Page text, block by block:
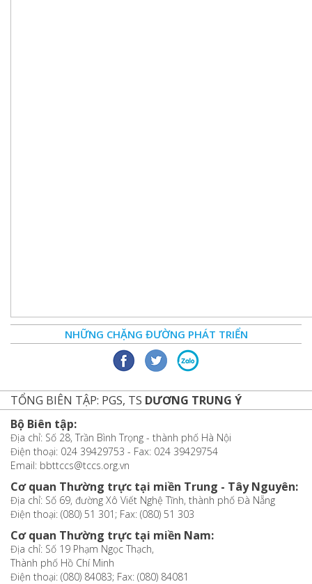
NHỮNG CHẶNG ĐƯỜNG PHÁT TRIỂN
TỔNG BIÊN TẬP: PGS, TS DƯƠNG TRUNG Ý
Bộ Biên tập:
Địa chỉ: Số 28, Trần Bình Trọng - thành phố Hà Nội
Điện thoại: 024 39429753 - Fax: 024 39429754
Email: bbttccs@tccs.org.vn
Cơ quan Thường trực tại miền Trung - Tây Nguyên:
Địa chỉ: Số 69, đường Xô Viết Nghệ Tĩnh, thành phố Đà Nẵng
Điện thoại: (080) 51 301; Fax: (080) 51 303
Cơ quan Thường trực tại miền Nam:
Địa chỉ: Số 19 Phạm Ngọc Thạch,
Thành phố Hồ Chí Minh
Điện thoại: (080) 84083; Fax: (080) 84081